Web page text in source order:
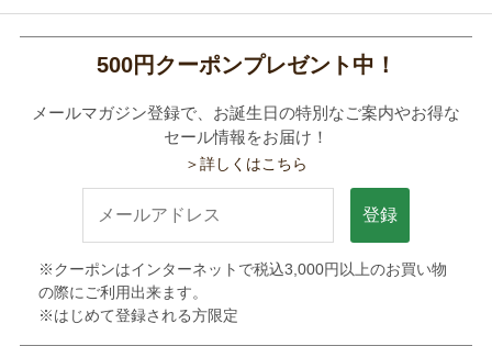
500円クーポンプレゼント中！
メールマガジン登録で、お誕生日の特別なご案内やお得な
セール情報をお届け！
＞詳しくはこちら
登録
※クーポンはインターネットで税込3,000円以上のお買い物
の際にご利用出来ます。
※はじめて登録される方限定